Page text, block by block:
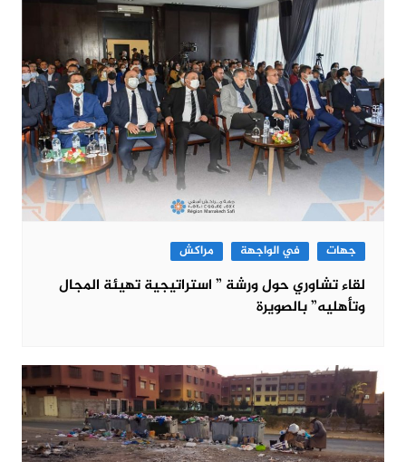
جهات في الواجهة مراكش
لقاء تشاوري حول ورشة ” استراتيجية تهيئة المجال
وتأهليه” بالصويرة